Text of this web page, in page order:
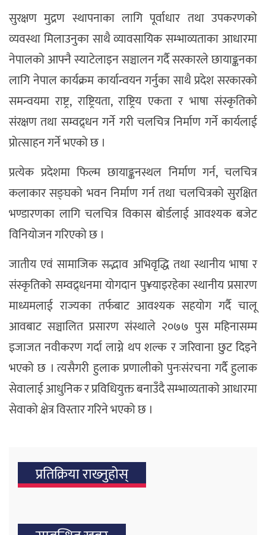
सुरक्षण मुद्रण स्थापनाका लागि पूर्वाधार तथा उपकरणको
व्यवस्था मिलाउनुका साथै व्यावसायिक सम्भाव्यताका आधारमा
नेपालको आफ्नै स्याटेलाइन सञ्चालन गर्दै सरकारले छायाङ्कनका
लागि नेपाल कार्यक्रम कार्यान्वयन गर्नुका साथै प्रदेश सरकारको
समन्वयमा राष्ट्र, राष्ट्रियता, राष्ट्रिय एकता र भाषा संस्कृतिको
संरक्षण तथा सम्वद्र्धन गर्ने गरी चलचित्र निर्माण गर्ने कार्यलाई
प्रोत्साहन गर्ने भएको छ ।
प्रत्येक प्रदेशमा फिल्म छायाङ्कनस्थल निर्माण गर्न, चलचित्र
कलाकार सङ्घको भवन निर्माण गर्न तथा चलचित्रको सुरक्षित
भण्डारणका लागि चलचित्र विकास बोर्डलाई आवश्यक बजेट
विनियोजन गरिएको छ ।
जातीय एवं सामाजिक सद्भाव अभिवृद्धि तथा स्थानीय भाषा र
संस्कृतिको सम्वद्र्धनमा योगदान पु¥याइरहेका स्थानीय प्रसारण
माध्यमलाई राज्यका तर्फबाट आवश्यक सहयोग गर्दै चालू
आवबाट सञ्चालित प्रसारण संस्थाले २०७७ पुस महिनासम्म
इजाजत नवीकरण गर्दा लाग्ने थप शल्क र जरिवाना छुट दिइने
भएको छ । त्यसैगरी हुलाक प्रणालीको पुनःसंरचना गर्दै हुलाक
सेवालाई आधुनिक र प्रविधियुक्त बनाउँदै सम्भाव्यताको आधारमा
सेवाको क्षेत्र विस्तार गरिने भएको छ ।
प्रतिक्रिया राख्‍नुहोस्